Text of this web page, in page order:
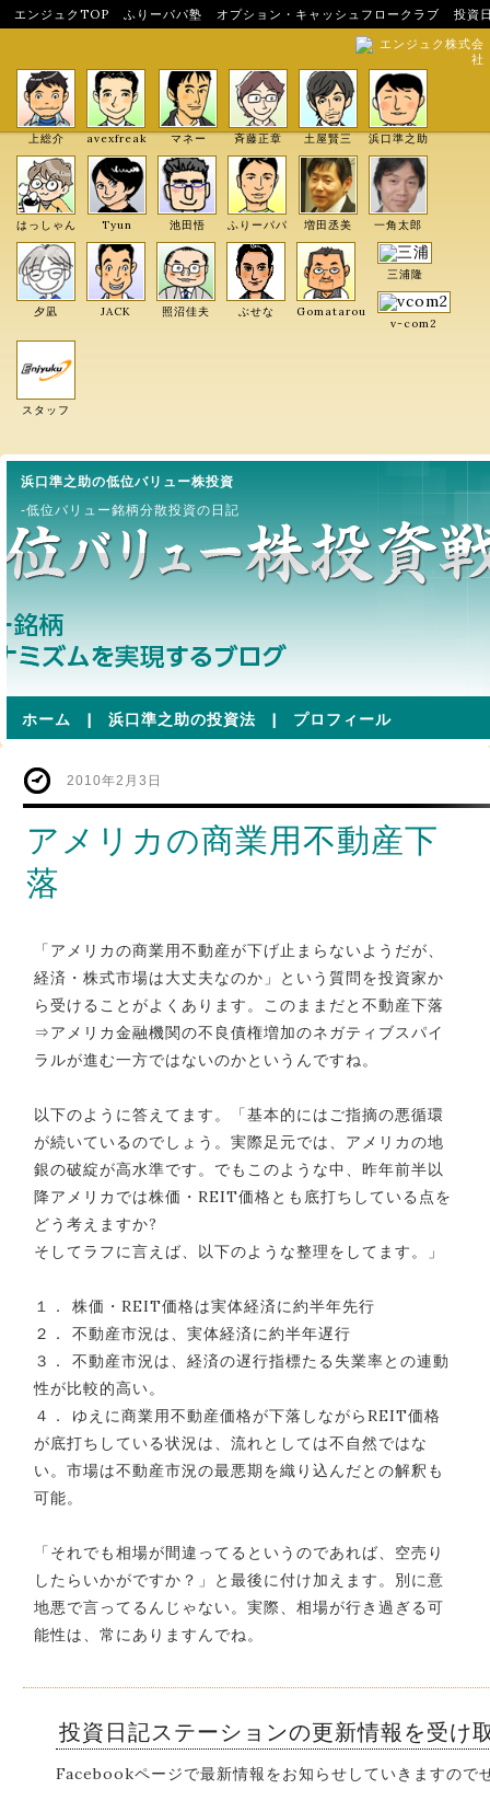
エンジュクTOP ふりーパパ塾 オプション・キャッシュフロークラブ
投資
エンジュク株式会
社
上総介 avexfreak マネー 斉藤正章 土屋賢三 浜口準之助
はっしゃん Tyun 池田悟 ふりーパパ 増田丞美 一角太郎
夕凪 JACK 照沼佳夫 ぶせな Gomatarou
三浦隆
v-com2
スタッフ
浜口準之助の低位バリュー株投資
-低位バリュー銘柄分散投資の日記
ホーム | 浜口準之助の投資法 | プロフィール
2010年2月3日
アメリカの商業用不動産下
落
「アメリカの商業用不動産が下げ止まらないようだが、
経済・株式市場は大丈夫なのか」という質問を投資家か
ら受けることがよくあります。このままだと不動産下落
⇒アメリカ金融機関の不良債権増加のネガティブスパイ
ラルが進む一方ではないのかというんですね。
以下のように答えてます。「基本的にはご指摘の悪循環
が続いているのでしょう。実際足元では、アメリカの地
銀の破綻が高水準です。でもこのような中、昨年前半以
降アメリカでは株価・REIT価格とも底打ちしている点を
どう考えますか?
そしてラフに言えば、以下のような整理をしてます。」
１． 株価・REIT価格は実体経済に約半年先行
２． 不動産市況は、実体経済に約半年遅行
３． 不動産市況は、経済の遅行指標たる失業率との連動
性が比較的高い。
４． ゆえに商業用不動産価格が下落しながらREIT価格
が底打ちしている状況は、流れとしては不自然ではな
い。市場は不動産市況の最悪期を織り込んだとの解釈も
可能。
「それでも相場が間違ってるというのであれば、空売り
したらいかがですか？」と最後に付け加えます。別に意
地悪で言ってるんじゃない。実際、相場が行き過ぎる可
能性は、常にありますんでね。
投資日記ステーションの更新情報を受け
Facebookページで最新情報をお知らせしていきますので